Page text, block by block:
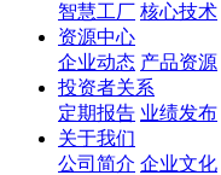
智慧工厂 核心技术
资源中心
企业动态 产品资源
投资者关系
定期报告 业绩发布
关于我们
公司简介 企业文化